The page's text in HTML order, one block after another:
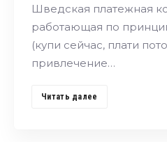
Шведская платежная
работающая по
(купи сейчас, плати
привлечение…
Читать далее